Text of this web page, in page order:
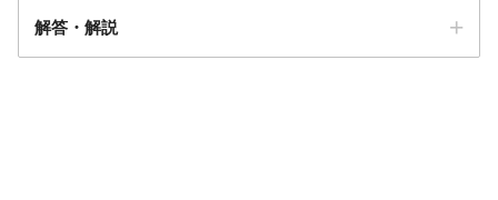
解答・解説